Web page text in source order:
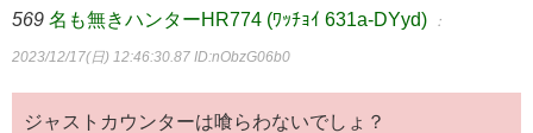
569 名も無きハンターHR774 (ﾜｯﾁｮｲ 631a-DYyd) ：
2023/12/17(日) 12:46:30.87 ID:nObzG06b0
ジャストカウンターは喰らわないでしょ？